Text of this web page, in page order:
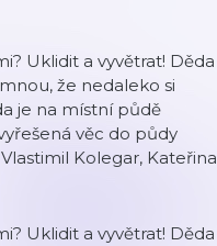
Uklidit a vyvětrat! Děda
že nedaleko si
je na místní půdě
věc do půdy
Kolegar, Kateřina
Uklidit a vyvětrat! Děda